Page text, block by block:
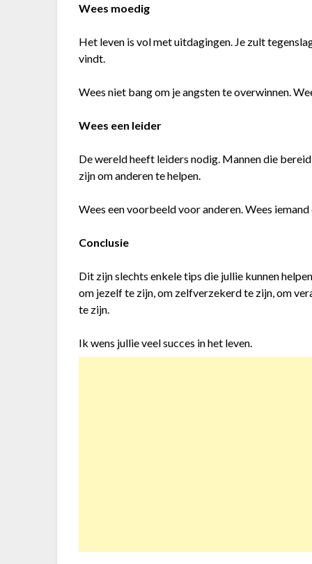
Wees moedig
Het leven is vol met uitdagingen. Je zult
vindt.
Wees niet bang om je angsten te overwinnen.
Wees een leider
De wereld heeft leiders nodig. Mannen die
zijn om anderen te helpen.
Wees een voorbeeld voor anderen. Wees
Conclusie
Dit zijn slechts enkele tips die jullie kunnen
om jezelf te zijn, om zelfverzekerd te zijn, om
te zijn.
Ik wens jullie veel succes in het leven.